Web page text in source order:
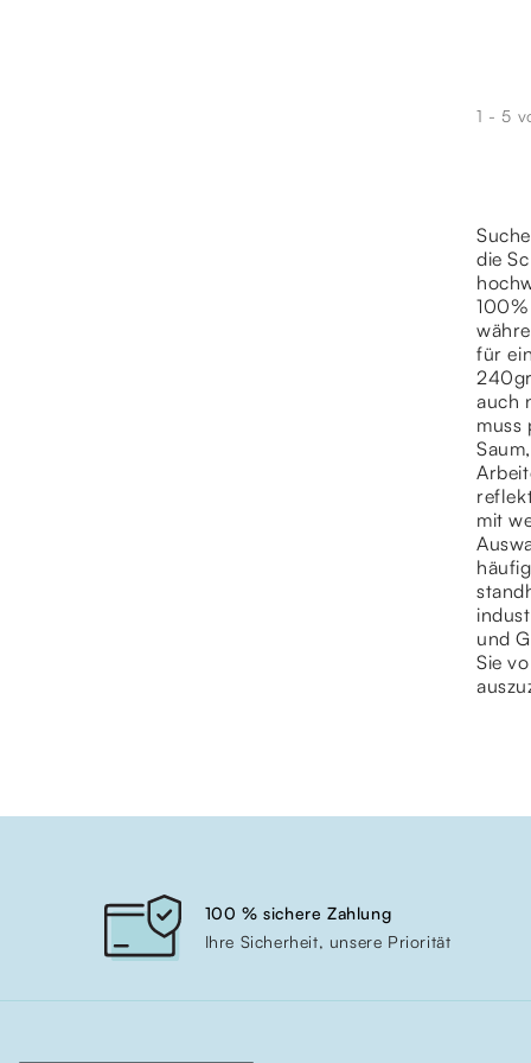
1 - 5
die
für
auch
muss
mit
und
Sie
100 % sichere Zahlung
Ihre Sicherheit, unsere Priorität